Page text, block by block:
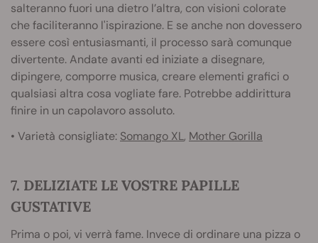
salteranno fuori una dietro l’altra, con visioni colorate
che faciliteranno l'ispirazione. E se anche non dovessero
essere così entusiasmanti, il processo sarà comunque
divertente. Andate avanti ed iniziate a disegnare,
dipingere, comporre musica, creare elementi grafici o
qualsiasi altra cosa vogliate fare. Potrebbe addirittura
finire in un capolavoro assoluto.
• Varietà consigliate: Somango XL, Mother Gorilla
7. DELIZIATE LE VOSTRE PAPILLE
GUSTATIVE
Prima o poi, vi verrà fame. Invece di ordinare una pizza o